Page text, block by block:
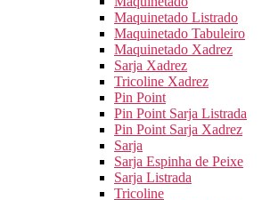
Maquinetado Listrado
Maquinetado Tabuleiro
Maquinetado Xadrez
Sarja Xadrez
Tricoline Xadrez
Pin Point
Pin Point Sarja Listrada
Pin Point Sarja Xadrez
Sarja
Sarja Espinha de Peixe
Sarja Listrada
Tricoline